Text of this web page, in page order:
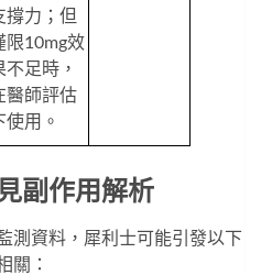
撐力；但
限10mg效
不足時，
醫師評估
使用。
副作用解析
測資料，犀利士可能引發以下
關：